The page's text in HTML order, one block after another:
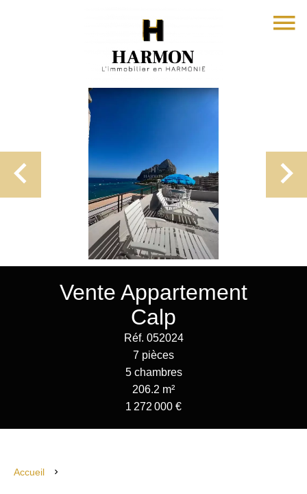
Vente Appartement
Calp
Réf. 052024
7 pièces
5 chambres
206.2 m²
1 272 000 €
Accueil